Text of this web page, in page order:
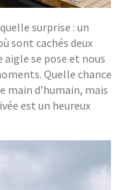
surprise : un
sont cachés deux
se pose et nous
Quelle chance
main d’humain, mais
est un heureux